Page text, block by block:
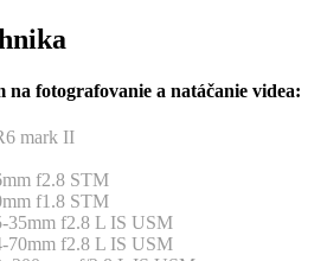
fotografovanie a natáčanie videa:
mark II
f2.8 STM
f1.8 STM
35mm f2.8 L IS USM
70mm f2.8 L IS USM